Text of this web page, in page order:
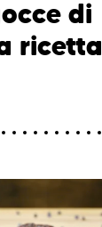
di
ricetta